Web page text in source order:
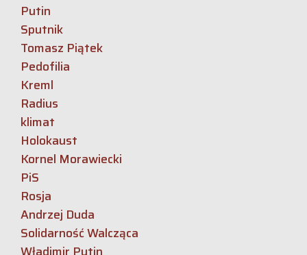
Putin
Sputnik
Tomasz Piątek
Pedofilia
Kreml
Radius
klimat
Holokaust
Kornel Morawiecki
PiS
Rosja
Andrzej Duda
Solidarność Walcząca